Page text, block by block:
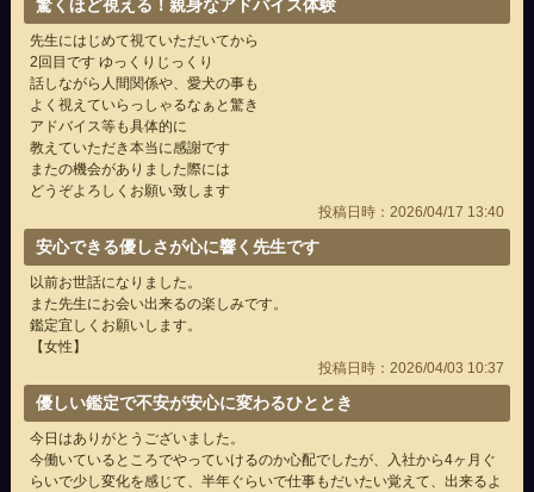
驚くほど視える！親身なアドバイス体験
先生にはじめて視ていただいてから
2回目です ゆっくりじっくり
話しながら人間関係や、愛犬の事も
よく視えていらっしゃるなぁと驚き
アドバイス等も具体的に
教えていただき本当に感謝です
またの機会がありました際には
どうぞよろしくお願い致します
投稿日時：2026/04/17 13:40
安心できる優しさが心に響く先生です
以前お世話になりました。
また先生にお会い出来るの楽しみです。
鑑定宜しくお願いします。
【女性】
投稿日時：2026/04/03 10:37
優しい鑑定で不安が安心に変わるひととき
今日はありがとうございました。
今働いているところでやっていけるのか心配でしたが、入社から4ヶ月ぐ
らいで少し変化を感じて、半年ぐらいで仕事もだいたい覚えて、出来るよ